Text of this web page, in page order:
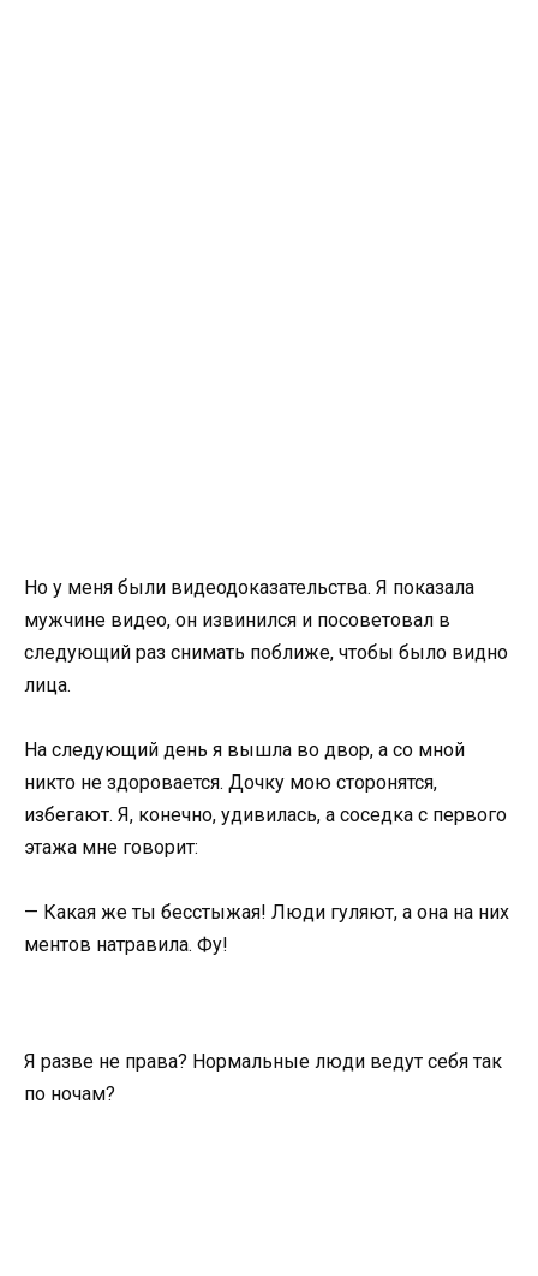
Но у меня были видеодоказательства. Я показала
мужчине видео, он извинился и посоветовал в
следующий раз снимать поближе, чтобы было видно
лица.
На следующий день я вышла во двор, а со мной
никто не здоровается. Дочку мою сторонятся,
избегают. Я, конечно, удивилась, а соседка с первого
этажа мне говорит:
— Какая же ты бесстыжая! Люди гуляют, а она на них
ментов натравила. Фу!
Я разве не права? Нормальные люди ведут себя так
по ночам?